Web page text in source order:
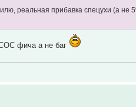
реальная прибавка спецухи (а не
фича а не баг